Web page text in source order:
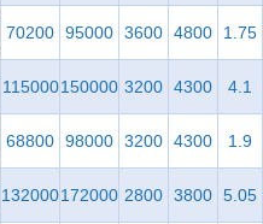
70200 95000 3600 4800 1.75
115000150000 3200 4300 4.1
68800 98000 3200 4300 1.9
132000172000 2800 3800 5.05